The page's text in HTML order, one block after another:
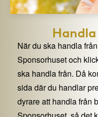
När du ska handla
Sponsorhuset och
ska handla från. Då
sida där du handlar
dyrare att handla från